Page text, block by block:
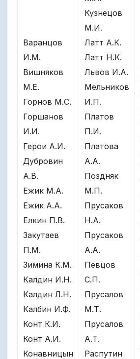
Варанцов
И.М.
Вишняков
М.Е.
Горнов М.С.
Горшанов
И.И.
Герои А.И.
Дубровин
А.В.
Ежик М.А.
Ежик А.А.
Елкин П.В.
Закутаев
П.М.
Зимина К.М.
Калдин И.Н.
Калдин Л.Н.
Калбин И.Ф.
Конт К.И.
Конт А.И.
Конавницын
Кузнецов
М.И.
Латт А.К.
Латт Н.К.
Львов И.А.
Мельников
И.П.
Платов
П.И.
Платова
А.А.
Поздняк
М.П.
Прусаков
Н.А.
Прусаков
А.А.
Певцов
С.П.
Прусалов
М.Т.
Прусалов
А.Т.
Распутин